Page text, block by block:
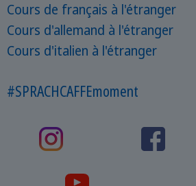
Cours de français à l'étranger
Cours d'allemand à l'étranger
Cours d'italien à l'étranger
#SPRACHCAFFEmoment